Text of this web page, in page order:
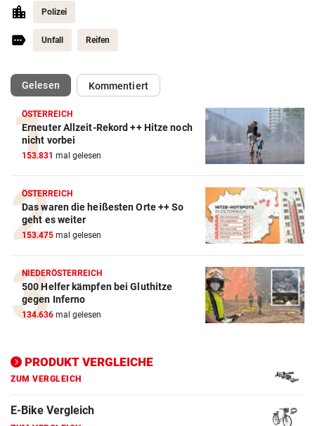
Polizei
Unfall Reifen
Gelesen(ausgewählt)Kommentiert
ÖSTERREICH
Erneuter Allzeit-Rekord ++ Hitze noch
nicht vorbei
153.831 mal gelesen
ÖSTERREICH
Das waren die heißesten Orte ++ So
geht es weiter
153.475 mal gelesen
NIEDERÖSTERREICH
500 Helfer kämpfen bei Gluthitze
gegen Inferno
134.636 mal gelesen
PRODUKT VERGLEICHE
Action-Cam Vergleich
ZUM VERGLEICH
Crosstrainer Vergleich
ZUM VERGLEICH
E-Bike Vergleich
ZUM VERGLEICH
Elektro-Scooter Vergleich
ZUM VERGLEICH
ZUM VERGLEICH
ZUM VERGLEICH